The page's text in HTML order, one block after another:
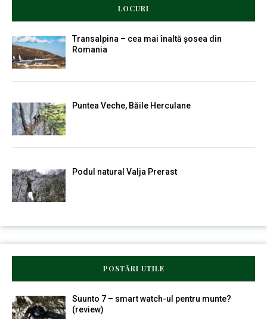
LOCURI
Transalpina – cea mai înaltă șosea din
Romania
Puntea Veche, Băile Herculane
Podul natural Valja Prerast
POSTĂRI UTILE
Suunto 7 – smart watch-ul pentru munte?
(review)